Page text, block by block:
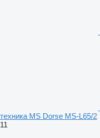
техника MS Dorse MS-L65/2
11